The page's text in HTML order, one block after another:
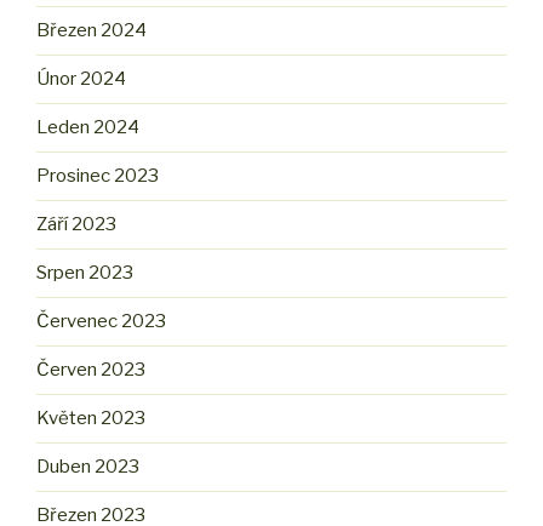
Březen 2024
Únor 2024
Leden 2024
Prosinec 2023
Září 2023
Srpen 2023
Červenec 2023
Červen 2023
Květen 2023
Duben 2023
Březen 2023